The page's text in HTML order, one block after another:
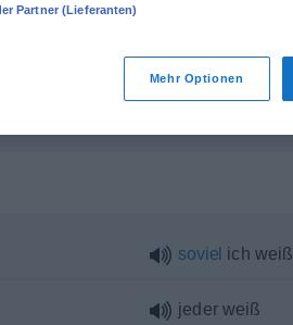
weißsein
soviel ich weiß
jeder weiß
Partner (Lieferanten)
Mehr Optionen